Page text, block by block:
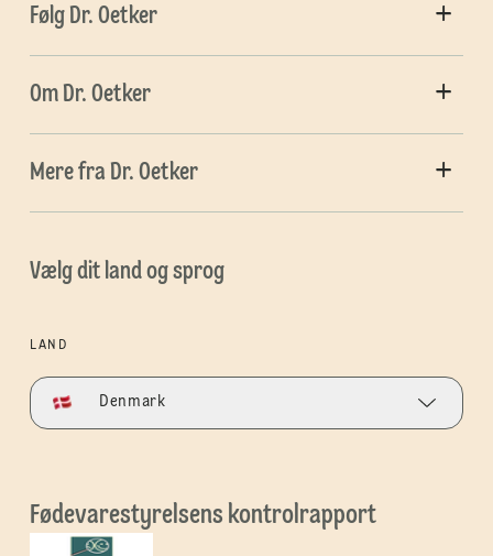
Følg Dr. Oetker
Om Dr. Oetker
Mere fra Dr. Oetker
Vælg dit land og sprog
LAND
Denmark
Fødevarestyrelsens kontrolrapport